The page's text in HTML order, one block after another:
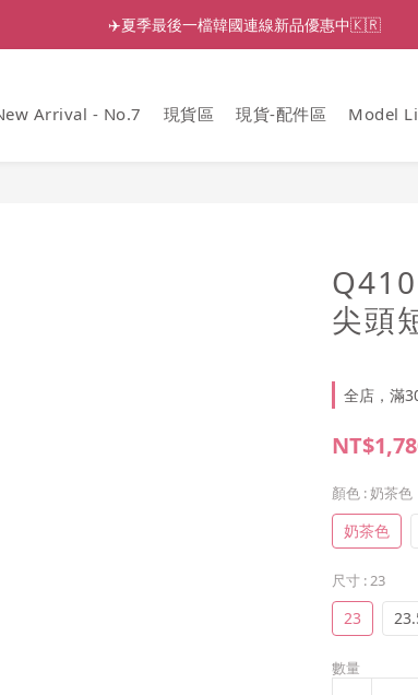
✈️夏季最後一檔韓國連線新品優惠中🇰🇷
Arrival - No.7 現貨區 現貨-配件區 Model
尖頭
全店，滿
顏色 : 奶茶色
奶茶色
尺寸 : 23
23
數量